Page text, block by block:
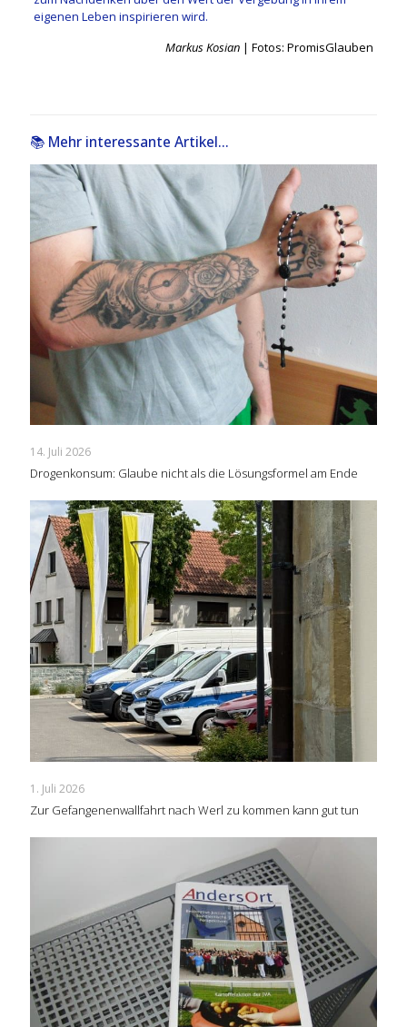
eigenen Leben inspirieren wird.
Markus Kosian | Fotos: PromisGlauben
📚 Mehr interessante Artikel...
14. Juli 2026
Drogenkonsum: Glaube nicht als die Lösungsformel am Ende
1. Juli 2026
Zur Gefangenenwallfahrt nach Werl zu kommen kann gut tun